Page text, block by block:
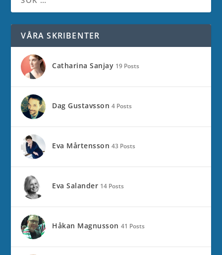
VÅRA SKRIBENTER
Catharina Sanjay 19 Posts
Dag Gustavsson 4 Posts
Eva Mårtensson 43 Posts
Eva Salander 14 Posts
Håkan Magnusson 41 Posts